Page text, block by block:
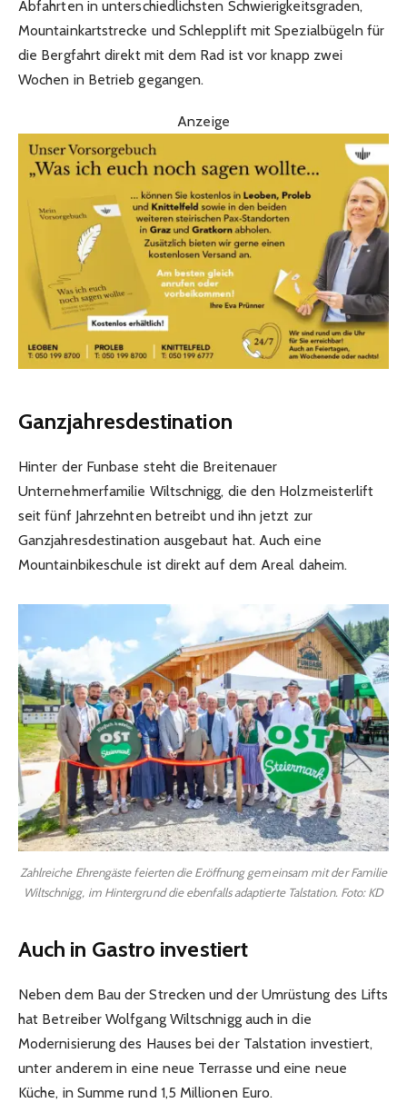
Abfahrten in unterschiedlichsten Schwierigkeitsgraden,
Mountainkartstrecke und Schlepplift mit Spezialbügeln für
die Bergfahrt direkt mit dem Rad ist vor knapp zwei
Wochen in Betrieb gegangen.
Anzeige
Ganzjahresdestination
Hinter der Funbase steht die Breitenauer
Unternehmerfamilie Wiltschnigg, die den Holzmeisterlift
seit fünf Jahrzehnten betreibt und ihn jetzt zur
Ganzjahresdestination ausgebaut hat. Auch eine
Mountainbikeschule ist direkt auf dem Areal daheim.
Zahlreiche Ehrengäste feierten die Eröffnung gemeinsam mit der Familie
Wiltschnigg, im Hintergrund die ebenfalls adaptierte Talstation. Foto: KD
Auch in Gastro investiert
Neben dem Bau der Strecken und der Umrüstung des Lifts
hat Betreiber Wolfgang Wiltschnigg auch in die
Modernisierung des Hauses bei der Talstation investiert,
unter anderem in eine neue Terrasse und eine neue
Küche, in Summe rund 1,5 Millionen Euro.